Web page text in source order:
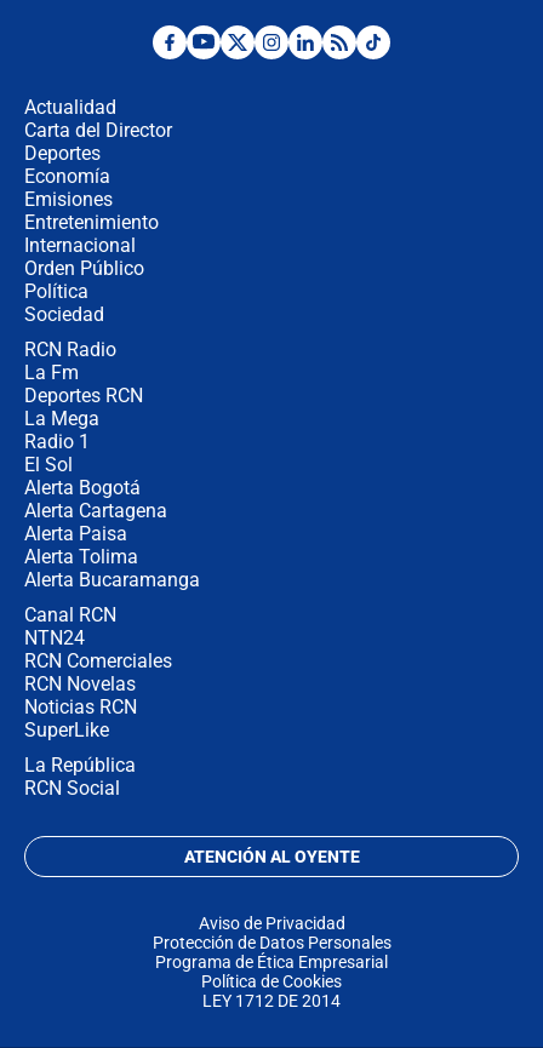
¿Por qué De la Espriella gobernará
Actualidad
Carta del Director
Deportes
Economía
Emisiones
Entretenimiento
Internacional
Orden Público
Política
Sociedad
RCN Radio
La Fm
Deportes RCN
La Mega
Radio 1
El Sol
Alerta Bogotá
Alerta Cartagena
Alerta Paisa
Alerta Tolima
Alerta Bucaramanga
Canal RCN
NTN24
RCN Comerciales
RCN Novelas
Noticias RCN
SuperLike
La República
RCN Social
ATENCIÓN AL OYENTE
Aviso de Privacidad
Protección de Datos Personales
Programa de Ética Empresarial
Política de Cookies
LEY 1712 DE 2014